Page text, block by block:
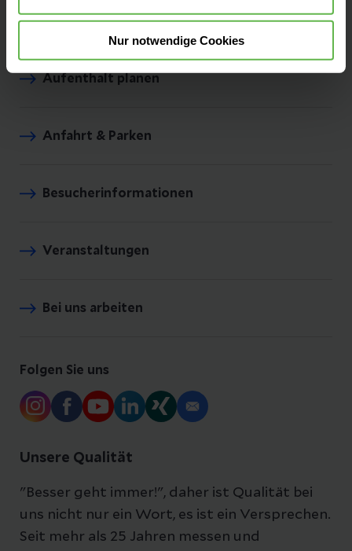
Nur notwendige Cookies
Unsere Zentren
Aufenthalt planen
Anfahrt & Parken
Besucherinformationen
Veranstaltungen
Bei uns arbeiten
Folgen Sie uns
Unsere Qualität
"Besser geht immer!", daher ist Qualität bei
uns nicht nur ein Wort, es ist ein Versprechen.
Seit mehr als 25 Jahren messen und